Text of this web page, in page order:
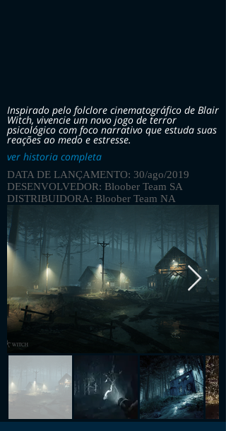
Inspirado pelo folclore cinematográfico de Blair
Witch, vivencie um novo jogo de terror
psicológico com foco narrativo que estuda suas
reações ao medo e estresse.
ver historia completa
DATA DE LANÇAMENTO: 30/ago/2019
DESENVOLVEDOR: Bloober Team SA
DISTRIBUIDORA: Bloober Team NA